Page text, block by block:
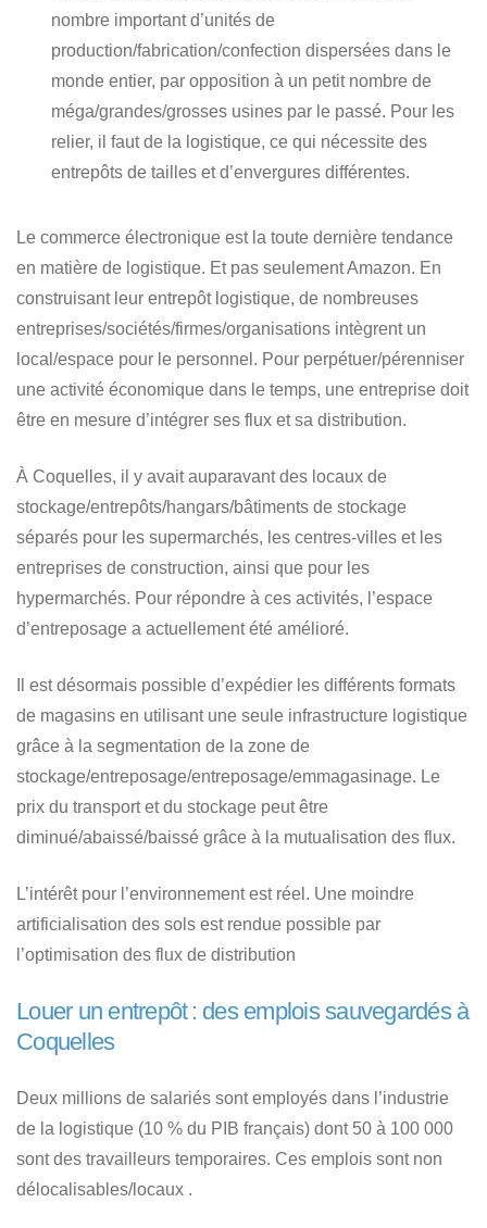
nombre important d’unités de
production/fabrication/confection dispersées dans le
monde entier, par opposition à un petit nombre de
méga/grandes/grosses usines par le passé. Pour les
relier, il faut de la logistique, ce qui nécessite des
entrepôts de tailles et d’envergures différentes.
Le commerce électronique est la toute dernière tendance
en matière de logistique. Et pas seulement Amazon. En
construisant leur entrepôt logistique, de nombreuses
entreprises/sociétés/firmes/organisations intègrent un
local/espace pour le personnel. Pour perpétuer/pérenniser
une activité économique dans le temps, une entreprise doit
être en mesure d’intégrer ses flux et sa distribution.
À Coquelles, il y avait auparavant des locaux de
stockage/entrepôts/hangars/bâtiments de stockage
séparés pour les supermarchés, les centres-villes et les
entreprises de construction, ainsi que pour les
hypermarchés. Pour répondre à ces activités, l’espace
d’entreposage a actuellement été amélioré.
Il est désormais possible d’expédier les différents formats
de magasins en utilisant une seule infrastructure logistique
grâce à la segmentation de la zone de
stockage/entreposage/entreposage/emmagasinage. Le
prix du transport et du stockage peut être
diminué/abaissé/baissé grâce à la mutualisation des flux.
L’intérêt pour l’environnement est réel. Une moindre
artificialisation des sols est rendue possible par
l’optimisation des flux de distribution
Louer un entrepôt : des emplois sauvegardés à
Coquelles
Deux millions de salariés sont employés dans l’industrie
de la logistique (10 % du PIB français) dont 50 à 100 000
sont des travailleurs temporaires. Ces emplois sont non
délocalisables/locaux .